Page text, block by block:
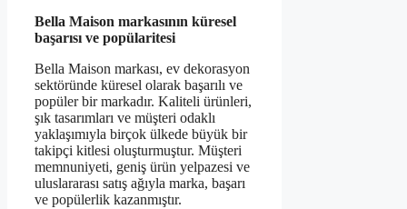
Bella Maison markasının küresel
başarısı ve popülaritesi
Bella Maison markası, ev dekorasyon
sektöründe küresel olarak başarılı ve
popüler bir markadır. Kaliteli ürünleri,
şık tasarımları ve müşteri odaklı
yaklaşımıyla birçok ülkede büyük bir
takipçi kitlesi oluşturmuştur. Müşteri
memnuniyeti, geniş ürün yelpazesi ve
uluslararası satış ağıyla marka, başarı
ve popülerlik kazanmıştır.